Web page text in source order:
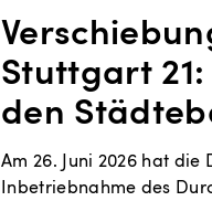
Stuttgart
den
Am 26. Juni 2026 hat die
Inbetriebnahme des